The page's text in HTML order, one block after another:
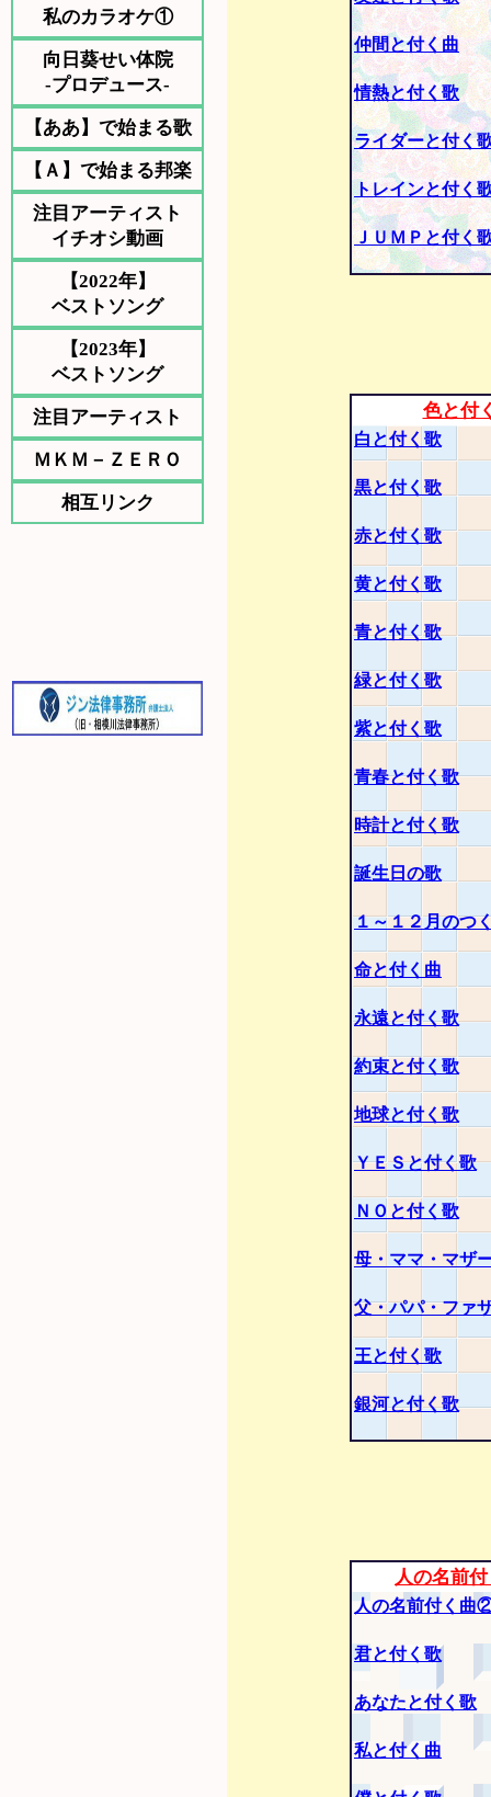
私のカラオケ①
向日葵せい体院
-プロデュース-
【ああ】で始まる歌
【Ａ】で始まる邦楽
注目アーティスト
イチオシ動画
【2022年】
ベストソング
【2023年】
ベストソング
注目アーティスト
ＭＫＭ－ＺＥＲＯ
相互リンク
仲間と付く曲
情熱と付く歌
ライダーと付く
トレインと付く
ＪＵＭＰと付く
色と付
白と付く歌
黒と付く歌
赤と付く歌
黄と付く歌
青と付く歌
緑と付く歌
紫と付く歌
青春と付く歌
時計と付く歌
誕生日の歌
１～１２月のつ
命と付く曲
永遠と付く歌
約束と付く歌
地球と付く歌
ＹＥＳと付く歌
ＮＯと付く歌
母・ママ・マザ
父・パパ・ファ
王と付く歌
銀河と付く歌
人の名前
人の名前付く曲
君と付く歌
あなたと付く歌
私と付く曲